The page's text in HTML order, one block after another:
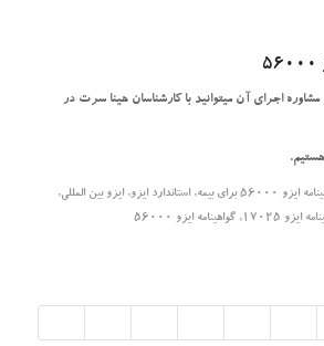
دریافت ایزو 56000 و مشاوره اجرای آن میتوانید با کارشناسان هینا سرت در
56000 برای بیمه , استاندارد ایزو, ایزو بین المللی,
ایزو 17025 , گواهینامه ایزو 56000